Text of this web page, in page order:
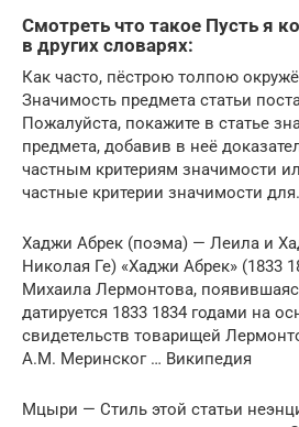
Смотреть что такое Пусть я
в других словарях:
Как часто, пёстрою толпою
Значимость предмета статьи
Пожалуйста, покажите в статье
предмета, добавив в неё
частным критериям значимости
частные критерии значимости
Хаджи Абрек (поэма) — Леила и
Николая Ге) «Хаджи Абрек» (1833
Михаила Лермонтова,
датируется 1833 1834 годами на
свидетельств товарищей
А.М. Меринског … Википедия
Мцыри — Стиль этой статьи